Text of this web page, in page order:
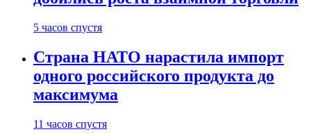
5 часов спустя
Страна НАТО нарастила импорт
одного российского продукта до
максимума
11 часов спустя